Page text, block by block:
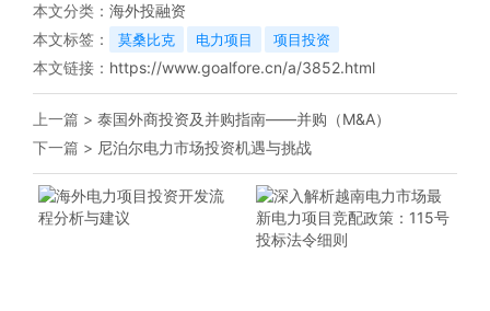
本文分类： 海外投融资
本文标签：
莫桑比克 电力项目 项目投资
本文链接： https://www.goalfore.cn/a/3852.html
上一篇 > 泰国外商投资及并购指南——并购（M&A）
下一篇 > 尼泊尔电力市场投资机遇与挑战